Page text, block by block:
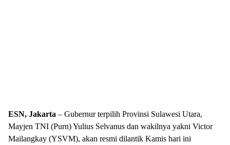
ESN, Jakarta – Gubernur terpilih Provinsi Sulawesi Utara,
Mayjen TNI (Purn) Yulius Selvanus dan wakilnya yakni Victor
Mailangkay (YSVM), akan resmi dilantik Kamis hari ini